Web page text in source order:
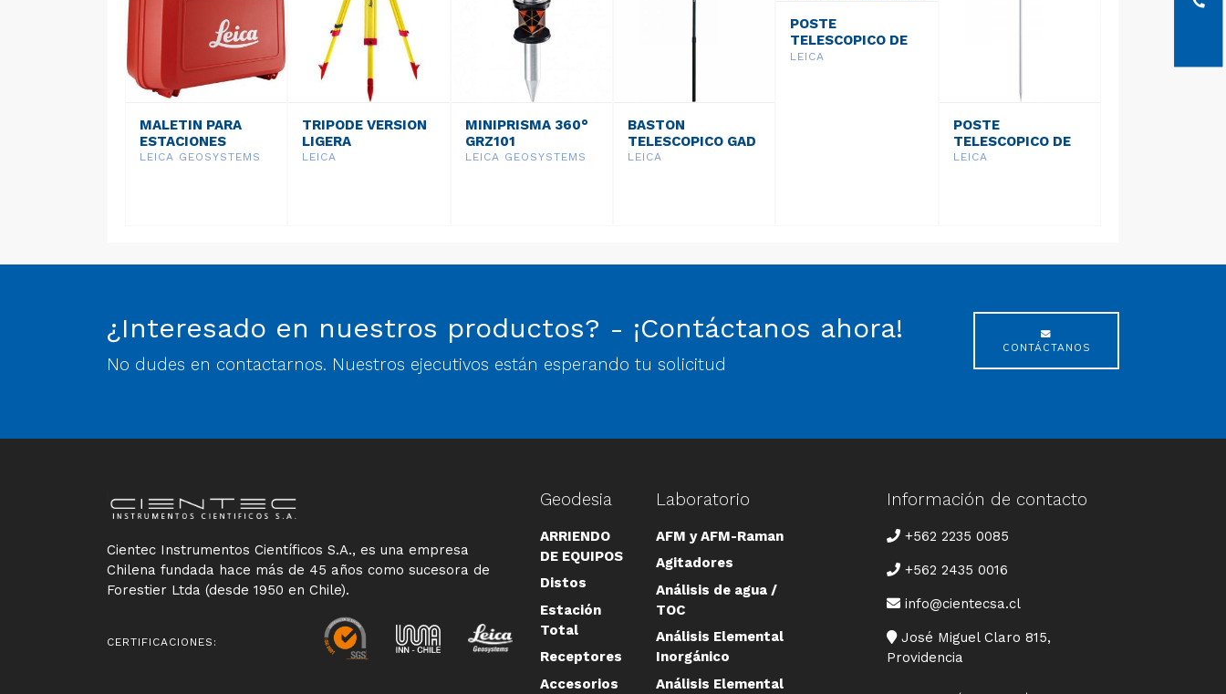
MALETIN PARA
ESTACIONES
TOTALES
LEICA GEOSYSTEMS
TRIPODE VERSION
LIGERA
PROFESSIONAL
LEICA
MINIPRISMA 360°
GRZ101
LEICA GEOSYSTEMS
BASTON
TELESCOPICO GAD
32
LEICA
POSTE
TELESCOPICO DE
ALUMINIO
LEICA
POSTE
TELESCOPICO DE
ALUMINIO
LEICA
¿Interesado en nuestros productos? - ¡Contáctanos ahora!
No dudes en contactarnos. Nuestros ejecutivos están esperando tu solicitud
CONTÁCTANOS
Cientec Instrumentos Científicos S.A., es una empresa
Chilena fundada hace más de 45 años como sucesora de
Forestier Ltda (desde 1950 en Chile).
CERTIFICACIONES:
Geodesia
ARRIENDO
DE EQUIPOS
Distos
Estación
Total
Receptores
Accesorios
Laboratorio
AFM y AFM-Raman
Agitadores
Análisis de agua /
TOC
Análisis Elemental
Inorgánico
Análisis Elemental
Información de contacto
TELÉFONO
+562 2235 0085
+562 2435 0016
CORREO
info@cientecsa.cl
DIRECCIÓN
José Miguel Claro 815,
Providencia